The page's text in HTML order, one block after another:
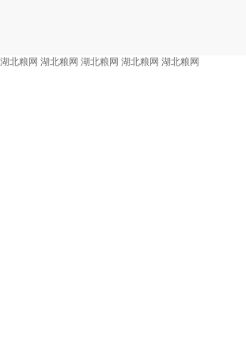
湖北粮网 湖北粮网 湖北粮网 湖北粮网 湖北粮网